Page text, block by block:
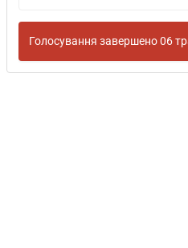
Голосування завершено 06